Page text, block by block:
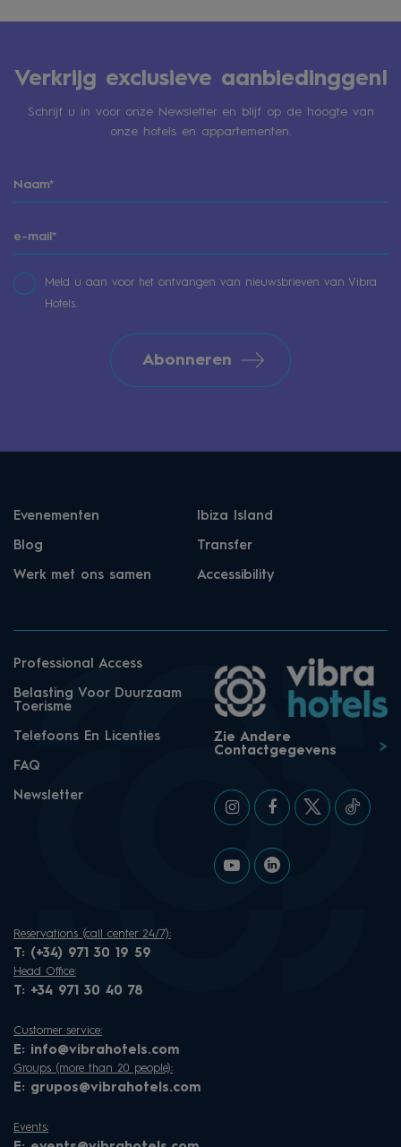
Verkrijg exclusieve aanbiedinggen!
Schrijf u in voor onze Newsletter en blijf op de hoogte van
onze hotels en appartementen.
Meld u aan voor het ontvangen van nieuwsbrieven van Vibra
Hotels.
Abonneren
Evenementen Ibiza Island
Blog Transfer
Werk met ons samen Accessibility
Professional Access
Belasting Voor Duurzaam
Toerisme
Telefoons En Licenties
FAQ
Newsletter
Zie Andere
Contactgegevens
Reservations (call center 24/7):
T: (+34) 971 30 19 59
Head Office:
T: +34 971 30 40 78
Customer service:
E: info@vibrahotels.com
Groups (more than 20 people):
E: grupos@vibrahotels.com
Events: